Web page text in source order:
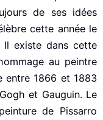
de ses idées
cette année le
Il existe dans cette
au peintre
entre 1866 et 1883
et Gauguin. Le
de Pissarro